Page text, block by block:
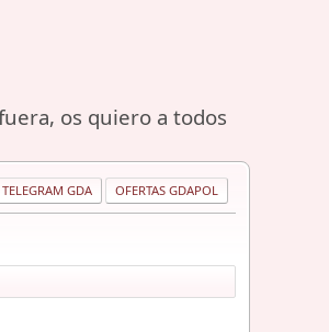
os quiero a todos
TELEGRAM GDA OFERTAS GDAPOL